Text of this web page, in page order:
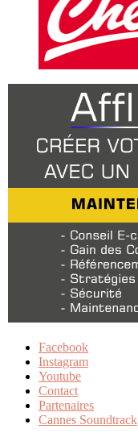
Facebook
Instagram
Youtube
Contact
Partenaires
Cannes Soundtrack